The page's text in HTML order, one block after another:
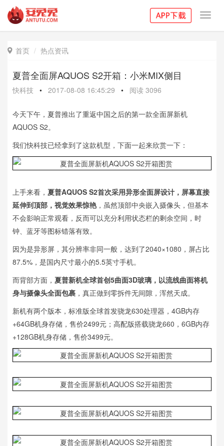
 首页 热点资讯
夏普全面屏AQUOS S2开箱：小米MIX侧目
快科技 • 2017-08-08 16:45:29 • 阅读 3096
今天下午，夏普推出了重返中国之后的第一款全面屏新机
AQUOS S2。
我们快科技已经拿到了这款机型，下面一起来欣赏一下：
上手来看， 夏普AQUOS S2首次采用异形全面屏设计，屏幕直接
延伸到顶部，视觉效果惊艳，虽然顶部中央嵌入摄像头，但基本
不会影响正常观看，反而可以充分利用状态栏的剩余空间，时
钟、蓝牙等图标错落有致。
因为是异形屏，其分辨率非同一般，达到了2040×1080，屏占比
87.5%，是国内尺寸最小的5.5英寸手机。
而背部方面， 夏普新机全球首创5曲面3D玻璃，以流线曲面将机
身与摄像头全面包裹 ，真正做到零拆件无间隙，浑然天成。
新机有两个版本，标准版全球首发骁龙630处理器，4GB内存
+64GB机身存储，售价2499元；高配版搭载骁龙660，6GB内存
+128GB机身存储，售价3499元。